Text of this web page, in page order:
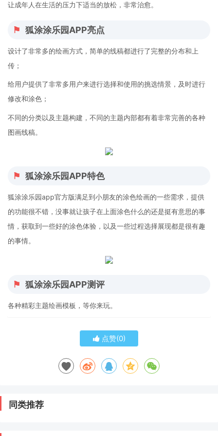
让成年人在生活的压力下适当的放松，非常治愈。
狐涂涂乐园APP亮点
设计了非常多的绘画方式，简单的线稿都进行了完整的分布和上
传；
给用户提供了非常多用户来进行选择和使用的挑选情景，及时进行
修改和涂色；
不同的分类以及主题构建，不同的主题内部都有着非常完善的各种
图画线稿。
狐涂涂乐园APP特色
狐涂涂乐园app官方版满足到小朋友的涂色绘画的一些需求，提供
的功能很不错，没事就让孩子在上面涂色什么的还是挺有意思的事
情，获取到一些好的涂色体验，以及一些过程选择展现都是很有趣
的事情。
狐涂涂乐园APP测评
各种精彩主题绘画模板，等你来玩。
点赞(0)
同类推荐